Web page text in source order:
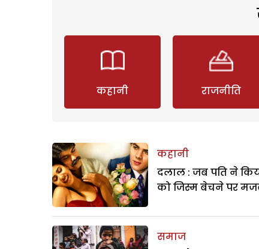
कहानी राजनीति
कहानी
दलाल : जब पति ने
को जिस्म बेचने पर
समाज